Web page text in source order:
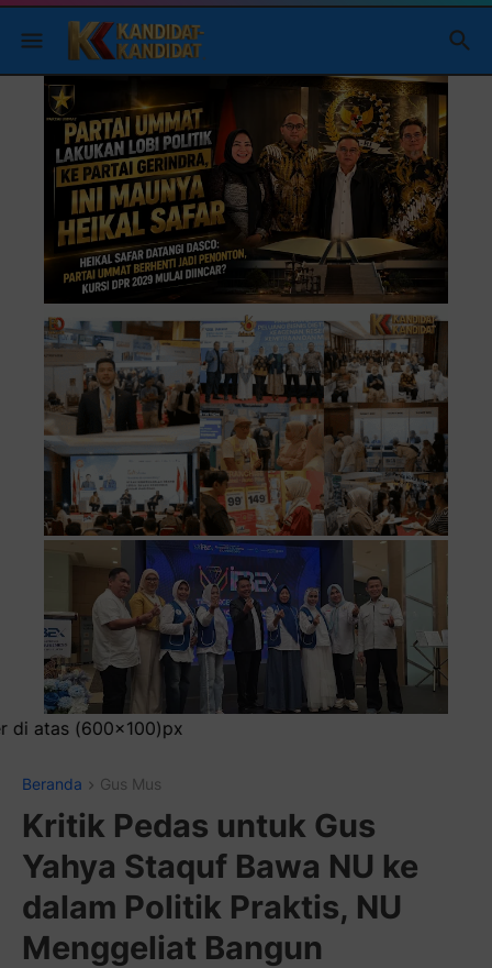
Beranda Gus Mus
Kritik Pedas untuk Gus
Yahya Staquf Bawa NU ke
dalam Politik Praktis, NU
Menggeliat Bangun